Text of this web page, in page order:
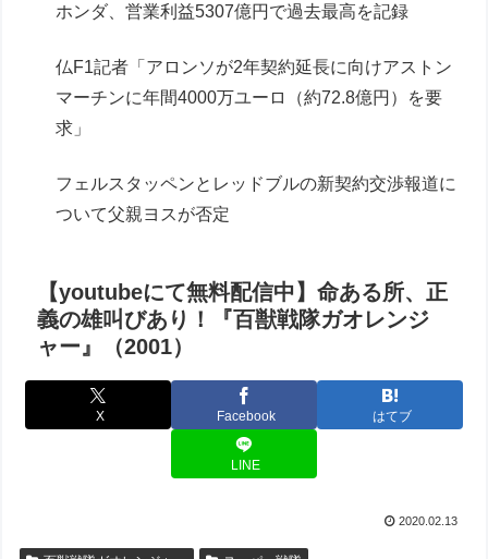
ホンダ、営業利益5307億円で過去最高を記録
仏F1記者「アロンソが2年契約延長に向けアストン
マーチンに年間4000万ユーロ（約72.8億円）を要
求」
フェルスタッペンとレッドブルの新契約交渉報道に
ついて父親ヨスが否定
【youtubeにて無料配信中】命ある所、正
義の雄叫びあり！『百獣戦隊ガオレンジ
ャー』（2001）
X Facebook はてブ
LINE
2020.02.13